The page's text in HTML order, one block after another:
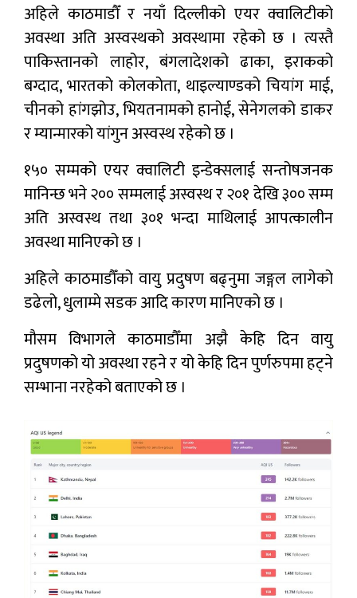
अहिले काठमाडौँ र नयाँ दिल्लीको एयर क्वालिटीको
अवस्था अति अस्वस्थको अवस्थामा रहेको छ । त्यस्तै
पाकिस्तानको लाहोर, बंगलादेशको ढाका, इराकको
बग्दाद, भारतको कोलकोता, थाइल्याण्डको चियांग माई,
चीनको हांगझोउ, भियतनामको हानोई, सेनेगलको डाकर
र म्यान्मारको यांगुन अस्वस्थ रहेको छ ।
१५० सम्मको एयर क्वालिटी इन्डेक्सलाई सन्तोषजनक
मानिन्छ भने २०० सम्मलाई अस्वस्थ र २०१ देखि ३०० सम्म
अति अस्वस्थ तथा ३०१ भन्दा माथिलाई आपत्कालीन
अवस्था मानिएको छ ।
अहिले काठमाडौँको वायु प्रदुषण बढ्नुमा जङ्गल लागेको
डढेलो, धुलाम्मे सडक आदि कारण मानिएको छ ।
मौसम विभागले काठमाडौँमा अझै केहि दिन वायु
प्रदुषणको यो अवस्था रहने र यो केहि दिन पुर्णरुपमा हट्ने
सम्भाना नरहेको बताएको छ ।